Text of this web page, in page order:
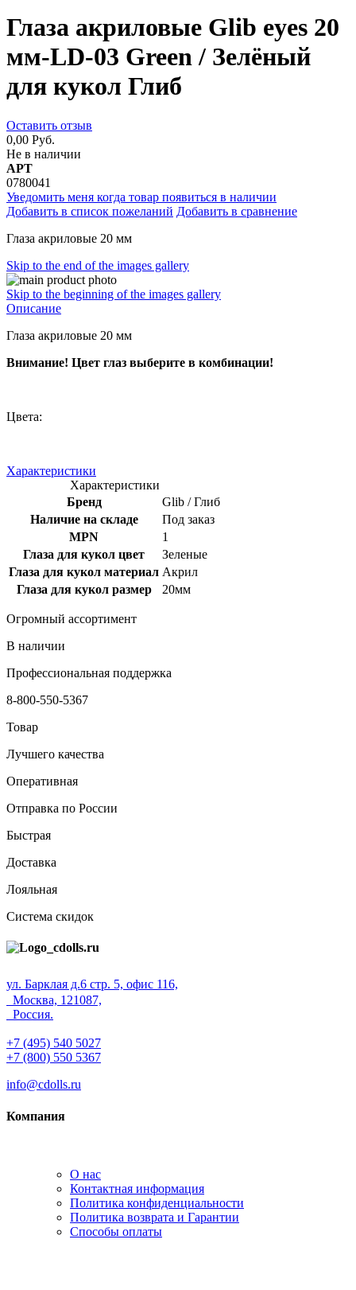
Глаза акриловые Glib eyes 20
мм-LD-03 Green / Зелёный
для кукол Глиб
Оставить отзыв
0,00 Руб.
Не в наличии
АРТ
0780041
Уведомить меня когда товар появиться в наличии
Добавить в список пожеланий Добавить в сравнение
Глаза акриловые 20 мм
Skip to the end of the images gallery
Skip to the beginning of the images gallery
Описание
Глаза акриловые 20 мм
Внимание! Цвет глаз выберите в комбинации!
Цвета:
Характеристики
Характеристики
Бренд
Glib / Глиб
Наличие на складе
Под заказ
MPN
1
Глаза для кукол цвет
Зеленые
Глаза для кукол материал Акрил
Глаза для кукол размер
20мм
Огромный ассортимент
В наличии
Профессиональная поддержка
8-800-550-5367
Товар
Лучшего качества
Оперативная
Отправка по России
Быстрая
Доставка
Лояльная
Система скидок
ул. Барклая д.6 стр. 5, офис 116,
Москва, 121087,
Россия.
+7 (495) 540 5027
+7 (800) 550 5367
info@cdolls.ru
Компания
О нас
Контактная информация
Политика конфиденциальности
Политика возврата и Гарантии
Способы оплаты